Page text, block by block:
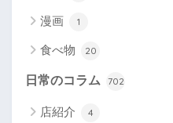
漫画 1
食べ物 20
日常のコラム 702
店紹介 4